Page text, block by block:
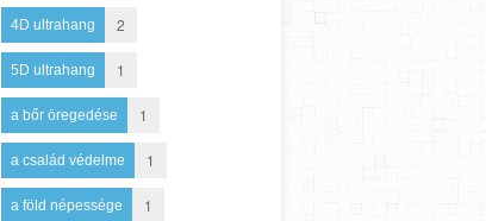
4D ultrahang 2
5D ultrahang 1
a bőr öregedése 1
a család védelme 1
a föld népessége 1